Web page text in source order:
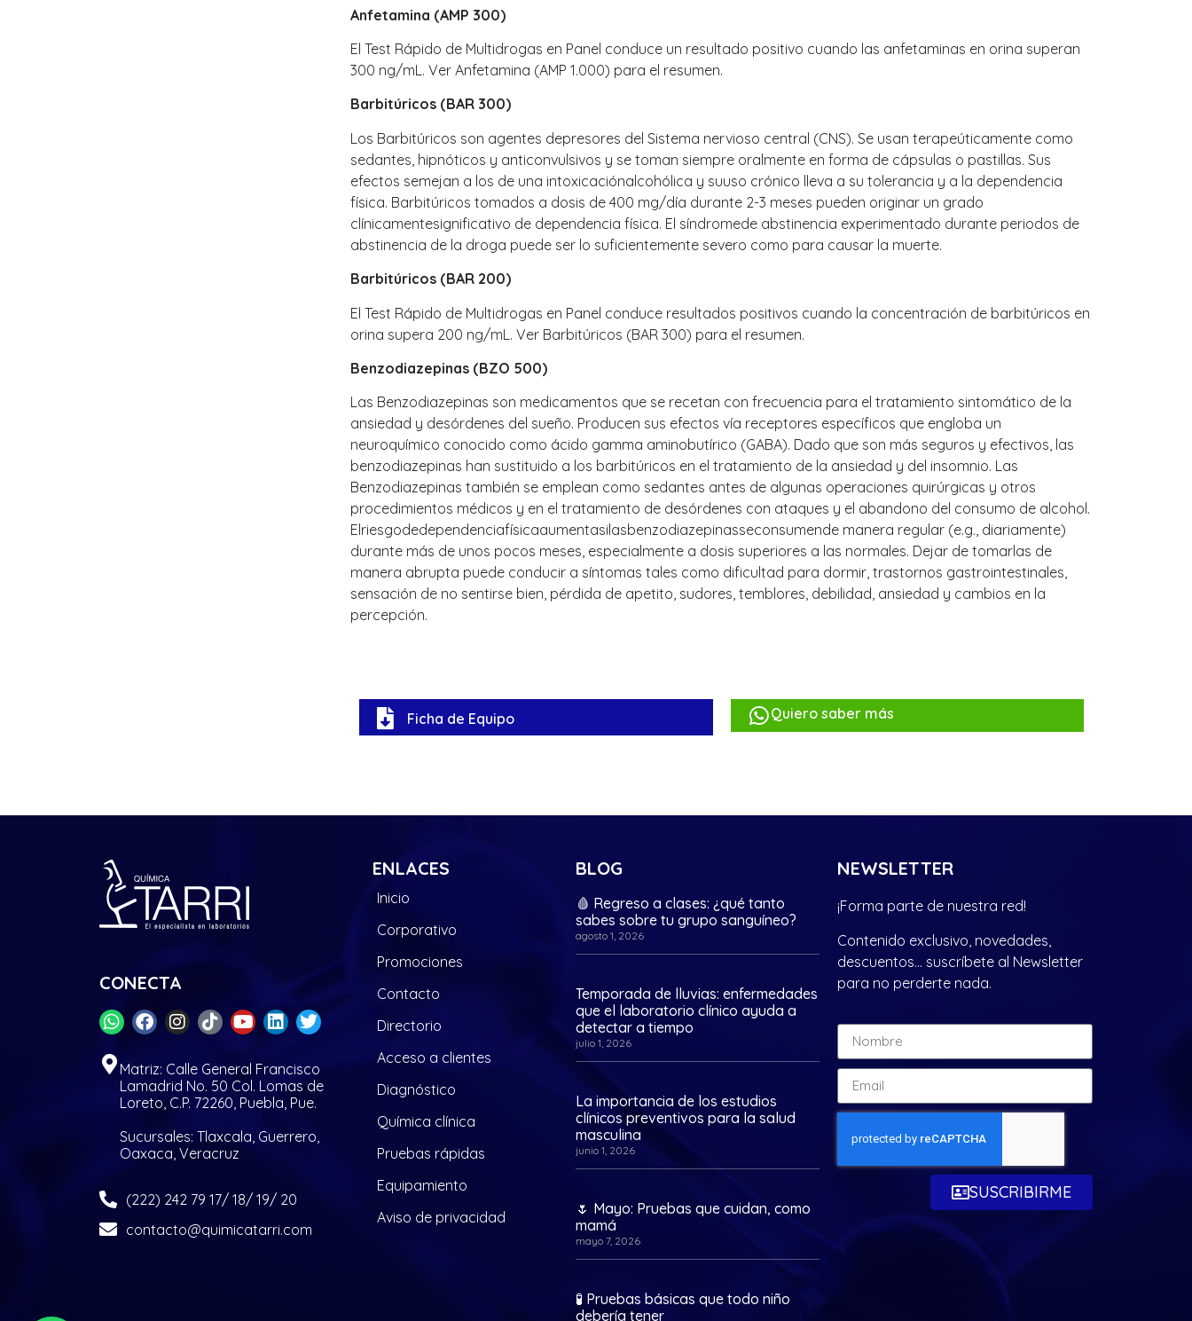
Anfetamina (AMP 300)
El Test Rápido de Multidrogas en Panel conduce un resultado positivo cuando las anfetaminas en orina superan
300 ng/mL. Ver Anfetamina (AMP 1.000) para el resumen.
Barbitúricos (BAR 300)
Los Barbitúricos son agentes depresores del Sistema nervioso central (CNS). Se usan terapeúticamente como
sedantes, hipnóticos y anticonvulsivos y se toman siempre oralmente en forma de cápsulas o pastillas. Sus
efectos semejan a los de una intoxicaciónalcohólica y suuso crónico lleva a su tolerancia y a la dependencia
física. Barbitúricos tomados a dosis de 400 mg/día durante 2-3 meses pueden originar un grado
clínicamentesignificativo de dependencia física. El síndromede abstinencia experimentado durante periodos de
abstinencia de la droga puede ser lo suficientemente severo como para causar la muerte.
Barbitúricos (BAR 200)
El Test Rápido de Multidrogas en Panel conduce resultados positivos cuando la concentración de barbitúricos en
orina supera 200 ng/mL. Ver Barbitúricos (BAR 300) para el resumen.
Benzodiazepinas (BZO 500)
Las Benzodiazepinas son medicamentos que se recetan con frecuencia para el tratamiento sintomático de la
ansiedad y desórdenes del sueño. Producen sus efectos vía receptores específicos que engloba un
neuroquímico conocido como ácido gamma aminobutírico (GABA). Dado que son más seguros y efectivos, las
benzodiazepinas han sustituido a los barbitúricos en el tratamiento de la ansiedad y del insomnio. Las
Benzodiazepinas también se emplean como sedantes antes de algunas operaciones quirúrgicas y otros
procedimientos médicos y en el tratamiento de desórdenes con ataques y el abandono del consumo de alcohol.
Elriesgodedependenciafísicaaumentasilasbenzodiazepinasseconsumende manera regular (e.g., diariamente)
durante más de unos pocos meses, especialmente a dosis superiores a las normales. Dejar de tomarlas de
manera abrupta puede conducir a síntomas tales como dificultad para dormir, trastornos gastrointestinales,
sensación de no sentirse bien, pérdida de apetito, sudores, temblores, debilidad, ansiedad y cambios en la
percepción.
Ficha de Equipo Quiero saber más
CONECTA
Matriz: Calle General Francisco
Lamadrid No. 50 Col. Lomas de
Loreto, C.P. 72260, Puebla, Pue.
Sucursales: Tlaxcala, Guerrero,
Oaxaca, Veracruz
(222) 242 79 17/ 18/ 19/ 20
contacto@quimicatarri.com
ENLACES
Inicio
Corporativo
Promociones
Contacto
Directorio
Acceso a clientes
Diagnóstico
Química clínica
Pruebas rápidas
Equipamiento
Aviso de privacidad
BLOG
🩸 Regreso a clases: ¿qué tanto
sabes sobre tu grupo sanguíneo?
agosto 1, 2026
Temporada de lluvias: enfermedades
que el laboratorio clínico ayuda a
detectar a tiempo
julio 1, 2026
La importancia de los estudios
clínicos preventivos para la salud
masculina
junio 1, 2026
🌷 Mayo: Pruebas que cuidan, como
mamá
mayo 7, 2026
🧪 Pruebas básicas que todo niño
debería tener
NEWSLETTER
¡Forma parte de nuestra red!
Contenido exclusivo, novedades,
descuentos… suscríbete al Newsletter
para no perderte nada.
SUSCRIBIRME